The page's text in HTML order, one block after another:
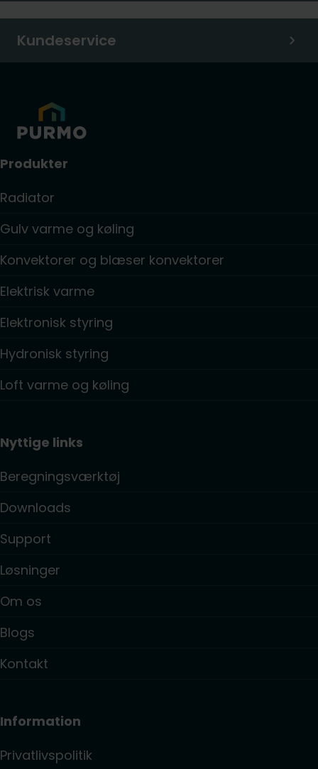
Kundeservice
Produkter
Radiator
Gulv varme og køling
Konvektorer og blæser konvektorer
Elektrisk varme
Elektronisk styring
Hydronisk styring
Loft varme og køling
Nyttige links
Beregningsværktøj
Downloads
Support
Løsninger
Om os
Blogs
Kontakt
Information
Privatlivspolitik